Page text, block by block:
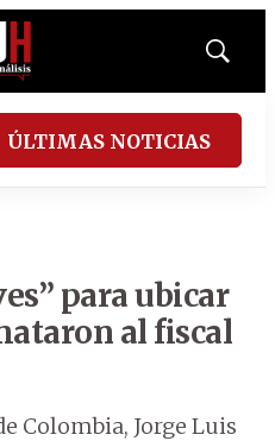
Mostrar
ÚLTIMAS NOTICIAS
para ubicar
al fiscal
Colombia, Jorge Luis